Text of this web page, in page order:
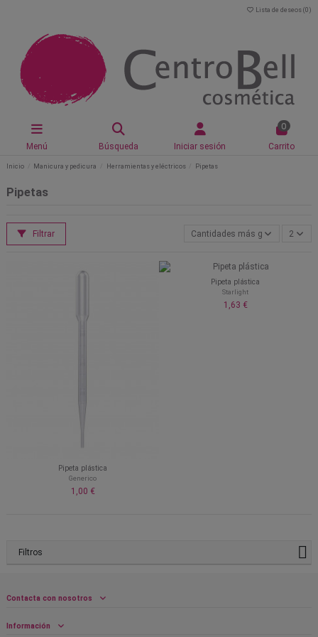
Lista de deseos (0 )
Menú Búsqueda Iniciar sesión
0
Carrito
Inicio Manicura y pedicura Herramientas y eléctricos Pipetas
Pipetas
Filtrar Cantidades más grandes2
Pipeta plástica
Generico
1,00 €
Pipeta plástica
Starlight
1,63 €
Filtros
Contacta con nosotros
Información